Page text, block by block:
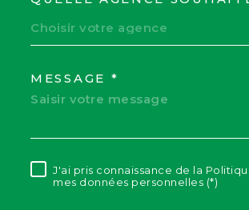
Choisir votre agence
MESSAGE *
J'ai pris connaissance de la
mes données personnelles (*)